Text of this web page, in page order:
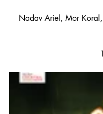
Nadav Ariel, Mor